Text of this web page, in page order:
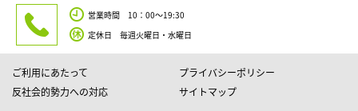
営業時間 10：00～19:30
定休日 毎週火曜日・水曜日
ご利用にあたって
プライバシーポリシー
反社会的勢力への対応
サイトマップ